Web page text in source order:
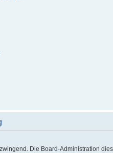
Die Board-Administration